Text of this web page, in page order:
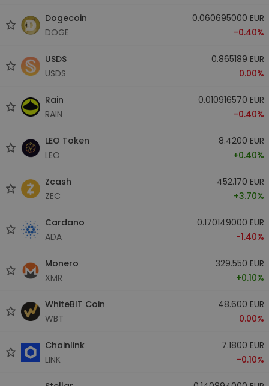
Dogecoin
DOGE
0.060695000 EUR
-0.40%
USDS
USDS
0.865189 EUR
0.00%
Rain
RAIN
0.010916570 EUR
-0.40%
LEO Token
LEO
8.4200 EUR
+0.40%
Zcash
ZEC
452.170 EUR
+3.70%
Cardano
ADA
0.170149000 EUR
-1.40%
Monero
XMR
329.550 EUR
+0.10%
WhiteBIT Coin
WBT
48.600 EUR
0.00%
Chainlink
LINK
7.1800 EUR
-0.10%